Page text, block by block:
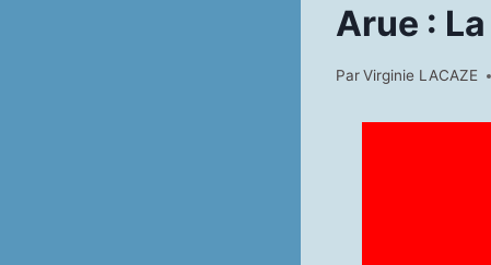
Arue :
ParVirginie LACAZE